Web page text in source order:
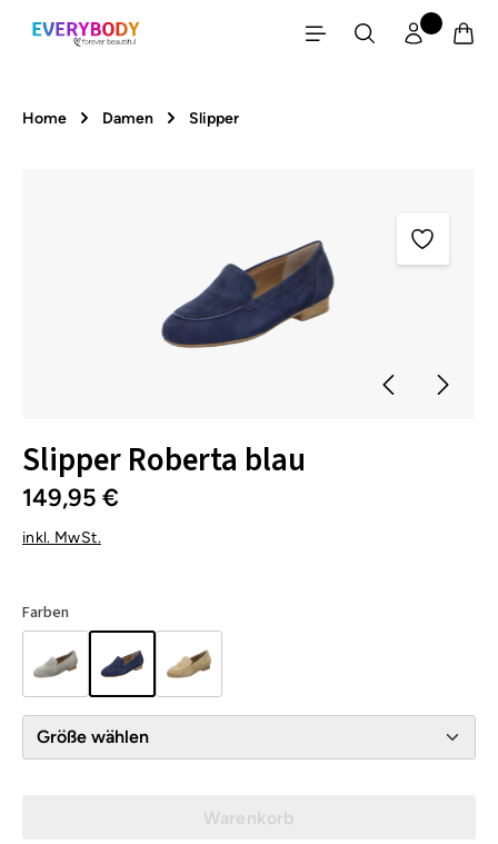
Zum Hauptinhalt springen
Home Damen Slipper
Slipper Roberta blau
149,95 €
inkl. MwSt.
Farben
Größe wählen
Warenkorb